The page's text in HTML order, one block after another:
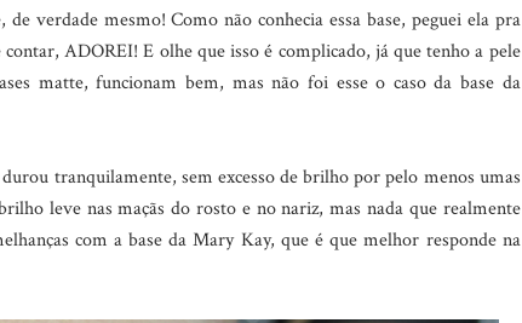
verdade mesmo! Como não conhecia essa base, peguei ela pra
ADOREI! E olhe que isso é complicado, já que tenho a pele
matte, funcionam bem, mas não foi esse o caso da base da
tranquilamente, sem excesso de brilho por pelo menos umas
leve nas maçãs do rosto e no nariz, mas nada que realmente
com a base da Mary Kay, que é que melhor responde na